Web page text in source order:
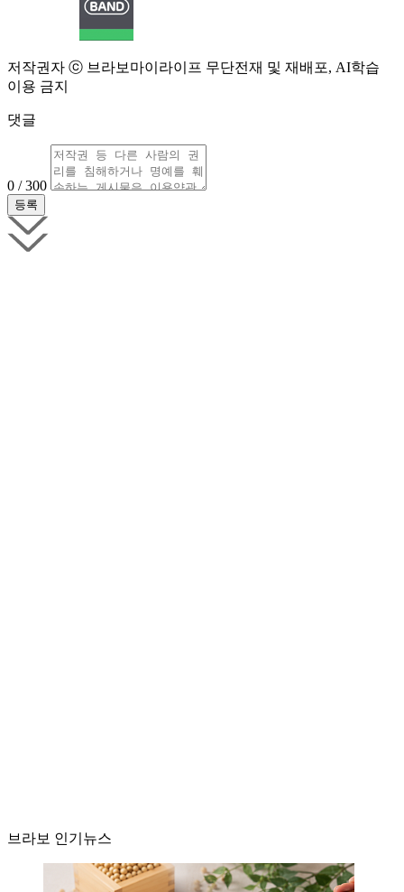
저작권자 ⓒ 브라보마이라이프 무단전재 및 재배포, AI학습
이용 금지
댓글
0 / 300
브라보 인기뉴스